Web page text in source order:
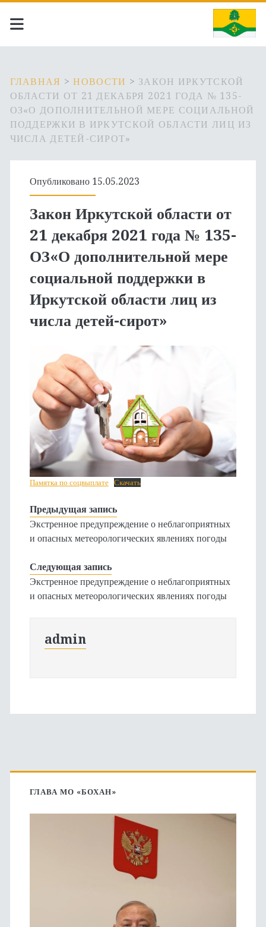
ГЛАВНАЯ >НОВОСТИ > ЗАКОН ИРКУТСКОЙ
ОБЛАСТИ ОТ 21 ДЕКАБРЯ 2021 ГОДА № 135-
ОЗ«О ДОПОЛНИТЕЛЬНОЙ МЕРЕ СОЦИАЛЬНОЙ
ПОДДЕРЖКИ В ИРКУТСКОЙ ОБЛАСТИ ЛИЦ ИЗ
ЧИСЛА ДЕТЕЙ-СИРОТ»
Опубликовано 15.05.2023
Закон Иркутской области от
21 декабря 2021 года № 135-
ОЗ«О дополнительной мере
социальной поддержки в
Иркутской области лиц из
числа детей-сирот»
Памятка по соцвыплате Скачать
Предыдущая запись
Экстренное предупреждение о неблагоприятных
и опасных метеорологических явлениях погоды
Следующая запись
Экстренное предупреждение о неблагоприятных
и опасных метеорологических явлениях погоды
admin
Основная
боковая
ГЛАВА МО «БОХАН»